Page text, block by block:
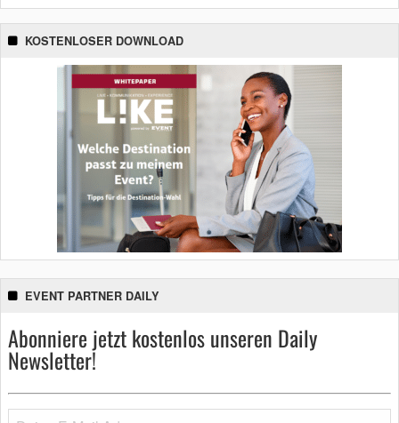
KOSTENLOSER DOWNLOAD
EVENT PARTNER DAILY
Abonniere jetzt kostenlos unseren Daily
Newsletter!